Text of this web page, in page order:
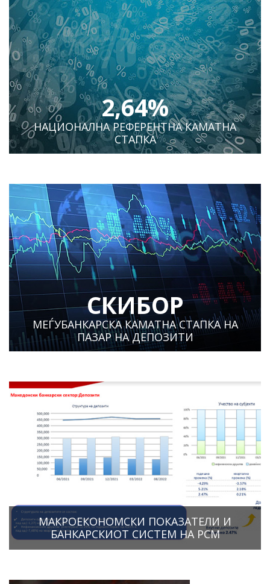
2,64%
НАЦИОНАЛНА РЕФЕРЕНТНА КАМАТНА
СТАПКА
СКИБОР
МЕЃУБАНКАРСКА КАМАТНА СТАПКА НА
ПАЗАР НА ДЕПОЗИТИ
МАКРОЕКОНОМСКИ ПОКАЗАТЕЛИ И
БАНКАРСКИОТ СИСТЕМ НА РСМ